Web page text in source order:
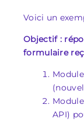
Voici un
Objectif :
formulaire
API)